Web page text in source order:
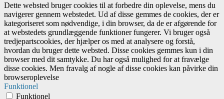
Dette websted bruger cookies til at forbedre din oplevelse, mens du
navigerer gennem webstedet. Ud af disse gemmes de cookies, der er
kategoriseret som nødvendige, i din browser, da de er afgørende for
at webstedets grundlæggende funktioner fungerer. Vi bruger også
tredjepartscookies, der hjælper os med at analysere og forstå,
hvordan du bruger dette websted. Disse cookies gemmes kun i din
browser med dit samtykke. Du har også mulighed for at fravælge
disse cookies. Men fravalg af nogle af disse cookies kan påvirke din
browseroplevelse
Funktionel
Funktionel